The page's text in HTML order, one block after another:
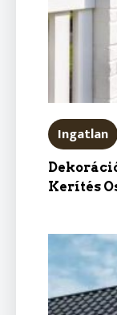
Ingatlan
Kerítés